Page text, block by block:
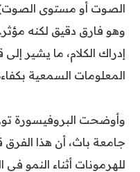
الصوت أو مستوى الصوت)
وهو فارق دقيق لكنه
إدراك الكلام، ما يشير
المعلومات السمعية
وأوضحت البروفيسورة
جامعة باث، أن هذا
للهرمونات أثناء النمو